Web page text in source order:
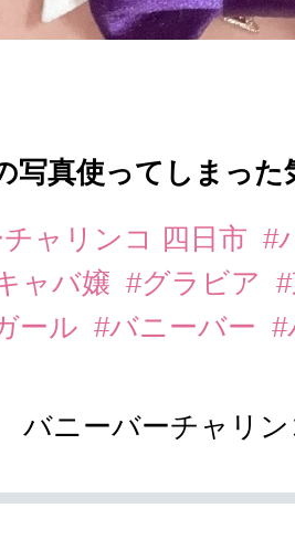
写真使ってしまった
ャリンコ 四日市 #
ャバ嬢 #グラビア
ール #バニーバー #
バニーバーチャリ